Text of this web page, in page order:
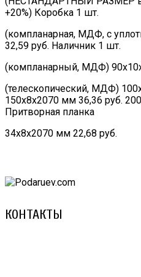
+20%) Коробка 1 шт.
(компланарная, МДФ, с
32,59 руб. Наличник 1 шт.
(компланарный, МДФ)
(телескопический, МДФ)
150х8х2070 мм 36,36 руб.
Притворная планка
34х8х2070 мм 22,68 руб.
КОНТАКТЫ